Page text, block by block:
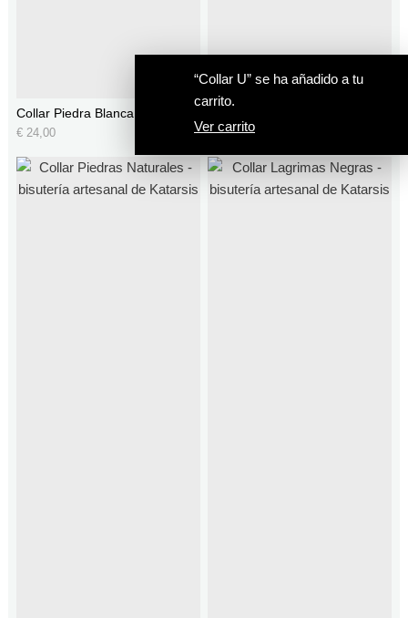
“Collar U” se ha añadido a tu
carrito.
Ver carrito
Collar Piedra Blanca
€24,00 €26,00